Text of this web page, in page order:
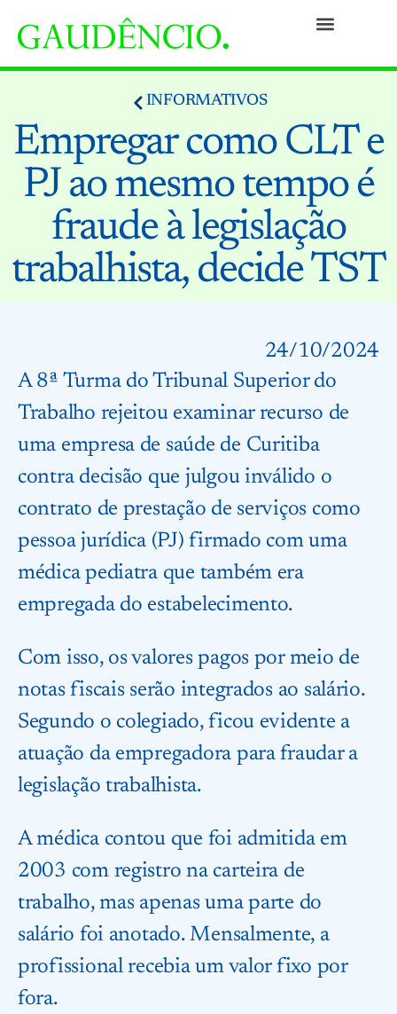
INFORMATIVOS
Empregar como CLT e
PJ ao mesmo tempo é
fraude à legislação
trabalhista, decide TST
24/10/2024
A 8ª Turma do Tribunal Superior do
Trabalho rejeitou examinar recurso de
uma empresa de saúde de Curitiba
contra decisão que julgou inválido o
contrato de prestação de serviços como
pessoa jurídica (PJ) firmado com uma
médica pediatra que também era
empregada do estabelecimento.
Com isso, os valores pagos por meio de
notas fiscais serão integrados ao salário.
Segundo o colegiado, ficou evidente a
atuação da empregadora para fraudar a
legislação trabalhista.
A médica contou que foi admitida em
2003 com registro na carteira de
trabalho, mas apenas uma parte do
salário foi anotado. Mensalmente, a
profissional recebia um valor fixo por
fora.